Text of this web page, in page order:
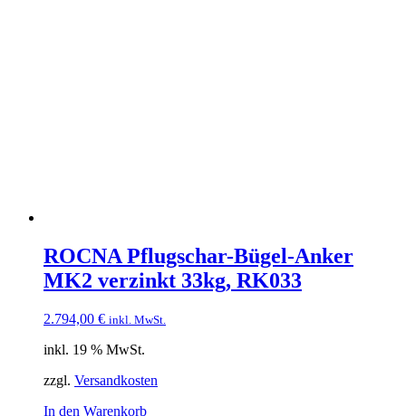
ROCNA Pflugschar-Bügel-Anker
MK2 verzinkt 33kg, RK033
2.794,00 € inkl. MwSt.
inkl. 19 % MwSt.
zzgl. Versandkosten
In den Warenkorb